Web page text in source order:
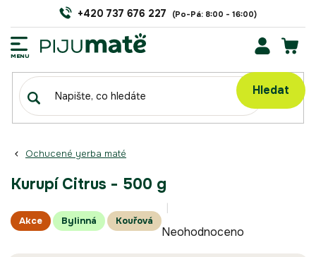
Hledat
+420 737 676 227
Ochucené yerba maté
Kurupí Citrus - 500 g
Akce Bylinná Kouřová
Průměrné
hodnocení
Neohodnoceno